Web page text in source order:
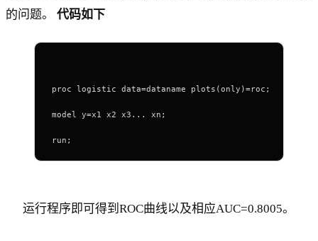
的问题。 代码如下
proc logistic data=dataname plots(only)=roc;
model y=x1 x2 x3... xn;
run;
运行程序即可得到ROC曲线以及相应AUC=0.8005。